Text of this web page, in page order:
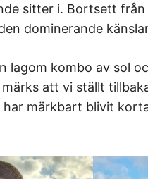
sitter i. Bortsett
dominerande
lagom kombo av sol
att vi ställt
har märkbart blivit